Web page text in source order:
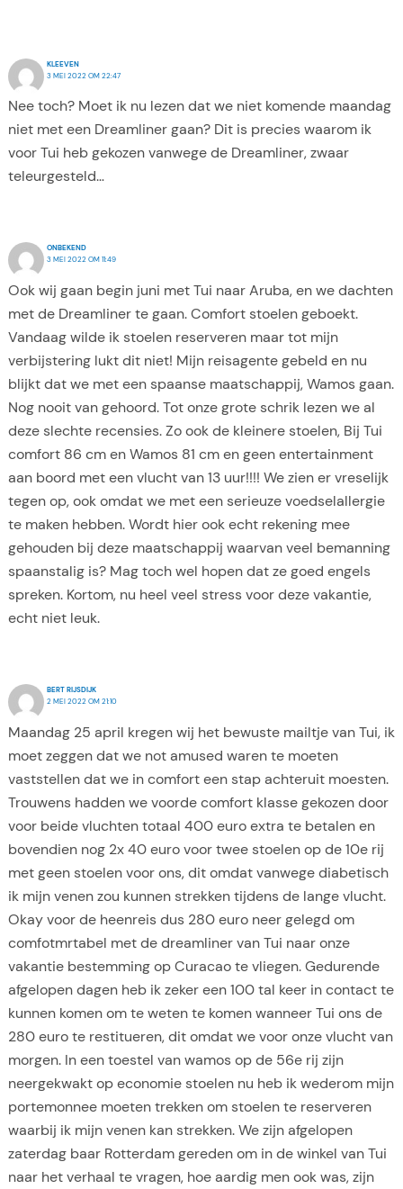
KLEEVEN
3 MEI 2022 OM 22:47
Nee toch? Moet ik nu lezen dat we niet komende maandag
niet met een Dreamliner gaan? Dit is precies waarom ik
voor Tui heb gekozen vanwege de Dreamliner, zwaar
teleurgesteld…
ONBEKEND
3 MEI 2022 OM 11:49
Ook wij gaan begin juni met Tui naar Aruba, en we dachten
met de Dreamliner te gaan. Comfort stoelen geboekt.
Vandaag wilde ik stoelen reserveren maar tot mijn
verbijstering lukt dit niet! Mijn reisagente gebeld en nu
blijkt dat we met een spaanse maatschappij, Wamos gaan.
Nog nooit van gehoord. Tot onze grote schrik lezen we al
deze slechte recensies. Zo ook de kleinere stoelen, Bij Tui
comfort 86 cm en Wamos 81 cm en geen entertainment
aan boord met een vlucht van 13 uur!!!! We zien er vreselijk
tegen op, ook omdat we met een serieuze voedselallergie
te maken hebben. Wordt hier ook echt rekening mee
gehouden bij deze maatschappij waarvan veel bemanning
spaanstalig is? Mag toch wel hopen dat ze goed engels
spreken. Kortom, nu heel veel stress voor deze vakantie,
echt niet leuk.
BERT RIJSDIJK
2 MEI 2022 OM 21:10
Maandag 25 april kregen wij het bewuste mailtje van Tui, ik
moet zeggen dat we not amused waren te moeten
vaststellen dat we in comfort een stap achteruit moesten.
Trouwens hadden we voorde comfort klasse gekozen door
voor beide vluchten totaal 400 euro extra te betalen en
bovendien nog 2x 40 euro voor twee stoelen op de 10e rij
met geen stoelen voor ons, dit omdat vanwege diabetisch
ik mijn venen zou kunnen strekken tijdens de lange vlucht.
Okay voor de heenreis dus 280 euro neer gelegd om
comfotmrtabel met de dreamliner van Tui naar onze
vakantie bestemming op Curacao te vliegen. Gedurende
afgelopen dagen heb ik zeker een 100 tal keer in contact te
kunnen komen om te weten te komen wanneer Tui ons de
280 euro te restitueren, dit omdat we voor onze vlucht van
morgen. In een toestel van wamos op de 56e rij zijn
neergekwakt op economie stoelen nu heb ik wederom mijn
portemonnee moeten trekken om stoelen te reserveren
waarbij ik mijn venen kan strekken. We zijn afgelopen
zaterdag baar Rotterdam gereden om in de winkel van Tui
naar het verhaal te vragen, hoe aardig men ook was, zijn